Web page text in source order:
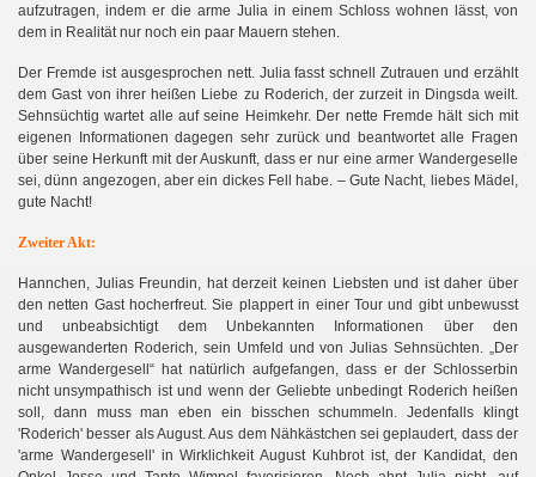
aufzutragen, indem er die arme Julia in einem Schloss wohnen lässt, von
dem in Realität nur noch ein paar Mauern stehen.
Der Fremde ist ausgesprochen nett. Julia fasst schnell Zutrauen und erzählt
dem Gast von ihrer heißen Liebe zu Roderich, der zurzeit in Dingsda weilt.
Sehnsüchtig wartet alle auf seine Heimkehr. Der nette Fremde hält sich mit
eigenen Informationen dagegen sehr zurück und beantwortet alle Fragen
über seine Herkunft mit der Auskunft, dass er nur eine armer Wandergeselle
sei, dünn angezogen, aber ein dickes Fell habe. – Gute Nacht, liebes Mädel,
gute Nacht!
Zweiter Akt:
Hannchen, Julias Freundin, hat derzeit keinen Liebsten und ist daher über
den netten Gast hocherfreut. Sie plappert in einer Tour und gibt unbewusst
und unbeabsichtigt dem Unbekannten Informationen über den
ausgewanderten Roderich, sein Umfeld und von Julias Sehnsüchten. „Der
arme Wandergesell“ hat natürlich aufgefangen, dass er der Schlosserbin
nicht unsympathisch ist und wenn der Geliebte unbedingt Roderich heißen
soll, dann muss man eben ein bisschen schummeln. Jedenfalls klingt
'Roderich' besser als August. Aus dem Nähkästchen sei geplaudert, dass der
'arme Wandergesell' in Wirklichkeit August Kuhbrot ist, der Kandidat, den